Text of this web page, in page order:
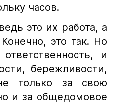
часов.
это их работа, а
это так. Но
и
бережливости,
не только за свою
и за общедомовое